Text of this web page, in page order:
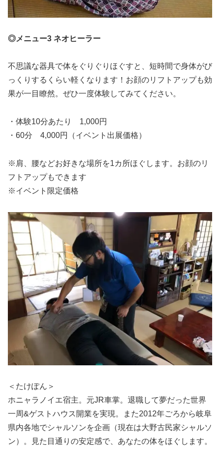
◎メニュー3 ネオヒーラー
不思議な器具で体をぐりぐりほぐすと、短時間で身体がび
っくりするくらい軽くなります！お顔のリフトアップも効
果が一目瞭然。ぜひ一度体験してみてください。
・体験10分あたり 1,000円
・60分 4,000円（イベント出展価格）
※肩、腰などお好きな場所を1カ所ほぐします。お顔のリ
フトアップもできます
※イベント限定価格
＜たけぽん＞
ホニャラノイエ宿主。元JR車掌。退職して夢だった世界
一周&ゲストハウス開業を実現。また2012年ごろから岐阜
県内各地でシャルソンを企画（現在は大野古民家シャルソ
ン）。見た目通りの安定感で、あなたの体をほぐします。